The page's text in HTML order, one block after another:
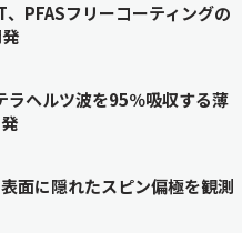
、PFASフリーコーティングの
ラヘルツ波を95％吸収する薄
面に隠れたスピン偏極を観測